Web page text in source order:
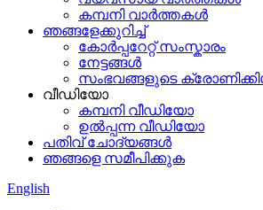
കമ്പനി വാർത്തകൾ
ഞങ്ങളേക്കുറിച്ച്
കോർപ്പറേറ്റ് സംസ്കാരം
നേട്ടങ്ങൾ
സംഭവങ്ങളുടെ
വീഡിയോ
കമ്പനി വീഡിയോ
ഉൽപ്പന്ന വീഡിയോ
പതിവ് ചോദ്യങ്ങൾ
ഞങ്ങളെ സമീപിക്കുക
English